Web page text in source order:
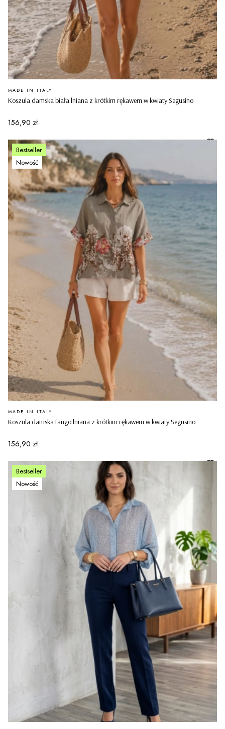
Koszula damska biała lniana z krótkim rękawem w kwiaty Segusino
PRODUCENT
MADE IN ITALY
Cena
156,90 zł
Bestseller
Nowość
Koszula damska fango lniana z krótkim rękawem w kwiaty Segusino
PRODUCENT
MADE IN ITALY
Cena
156,90 zł
Bestseller
Nowość